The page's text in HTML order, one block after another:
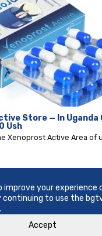
improve your experience
continuing to use the
Accept
Store — In Uganda
Ush
Xenoprost Active Area of